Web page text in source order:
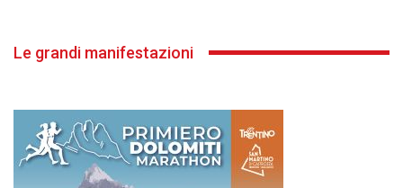
Le grandi manifestazioni